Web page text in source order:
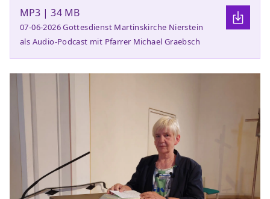
MP3 | 34 MB
07-06-2026 Gottesdienst Martinskirche Nierstein
als Audio-Podcast mit Pfarrer Michael Graebsch